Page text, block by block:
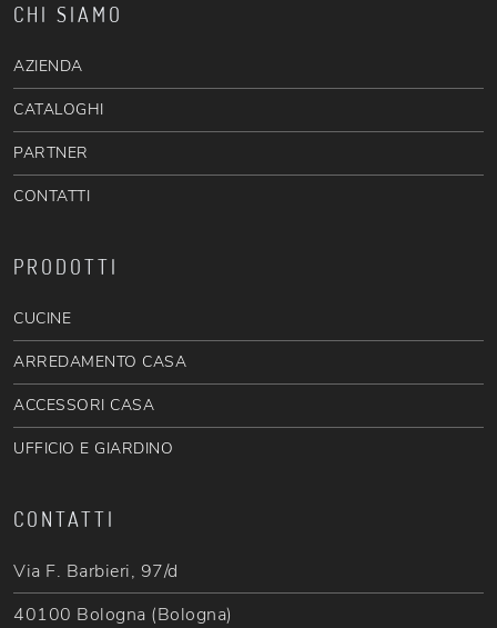
CHI SIAMO
AZIENDA
CATALOGHI
PARTNER
CONTATTI
PRODOTTI
CUCINE
ARREDAMENTO CASA
ACCESSORI CASA
UFFICIO E GIARDINO
CONTATTI
Via F. Barbieri, 97/d
40100 Bologna (Bologna)